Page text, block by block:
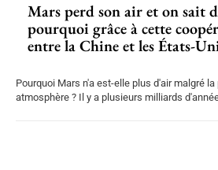
Mars perd son air et on sait
pourquoi grâce à cette
entre la Chine et les États-
Pourquoi Mars n'a est-elle plus d'air malgré
atmosphère ? Il y a plusieurs milliards